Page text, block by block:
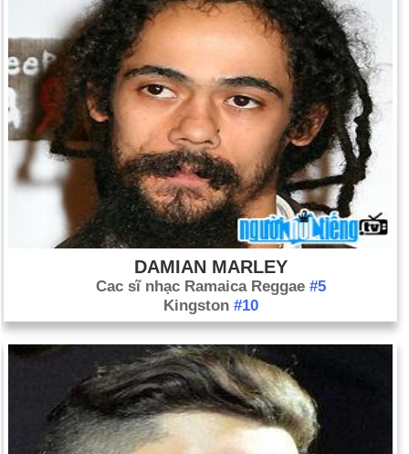
DAMIAN MARLEY
Cac sĩ nhạc Ramaica Reggae #5
Kingston #10